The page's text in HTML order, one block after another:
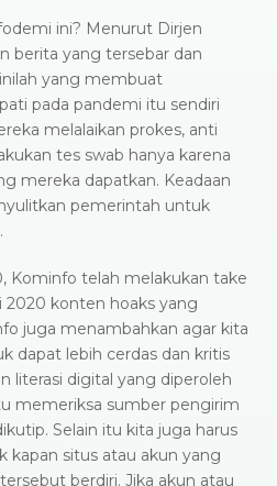
ini? Menurut Dirjen
berita yang tersebar dan
yang membuat
pada pandemi itu sendiri
melalaikan prokes, anti
tes swab hanya karena
mereka dapatkan. Keadaan
pemerintah untuk
Kominfo telah melakukan take
2020 konten hoaks yang
juga menambahkan agar kita
dapat lebih cerdas dan kritis
literasi digital yang diperoleh
memeriksa sumber pengirim
Selain itu kita juga harus
kapan situs atau akun yang
berdiri. Jika akun atau